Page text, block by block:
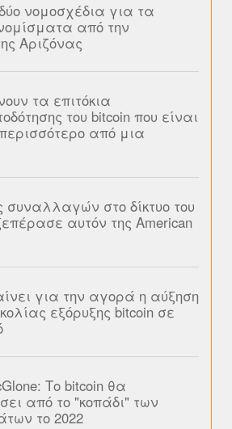
νομοσχέδια για τα
από την
Αριζόνας
τα επιτόκια
του bitcoin που είναι
από μια
συναλλαγών στο δίκτυο του
αυτόν της American
για την αγορά η αύξηση
εξόρυξης bitcoin σε
Το bitcoin θα
από το "κοπάδι" των
το 2022